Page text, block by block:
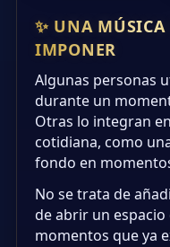
✨ UNA
IMPONER
Algunas personas
durante un
Otras lo integran
cotidiana, como
fondo en
No se trata de
de abrir un
momentos que ya